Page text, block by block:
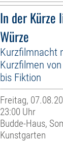
In der Kürze
Würze
Kurzfilmnacht
Kurzfilmen
bis Fiktion
Freitag,
23:00 Uhr
Budde-Haus,
Kunstgarten